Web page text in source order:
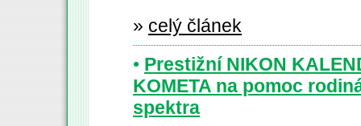
» celý článek
• Prestižní NIKON
KOMETA na pomoc
spektra